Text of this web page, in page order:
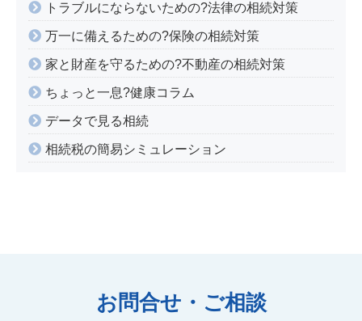
トラブルにならないための?法律の相続対策
万一に備えるための?保険の相続対策
家と財産を守るための?不動産の相続対策
ちょっと一息?健康コラム
データで見る相続
相続税の簡易シミュレーション
お問合せ・ご相談